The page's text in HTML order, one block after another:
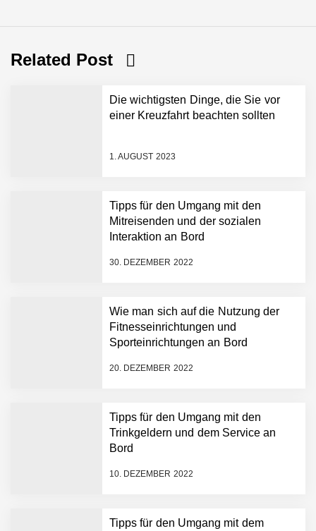
Related Post
Die wichtigsten Dinge, die Sie vor
einer Kreuzfahrt beachten sollten
1. AUGUST 2023
Tipps für den Umgang mit den
Mitreisenden und der sozialen
Interaktion an Bord
30. DEZEMBER 2022
Wie man sich auf die Nutzung der
Fitnesseinrichtungen und
Sporteinrichtungen an Bord
20. DEZEMBER 2022
Tipps für den Umgang mit den
Trinkgeldern und dem Service an
Bord
10. DEZEMBER 2022
Tipps für den Umgang mit dem